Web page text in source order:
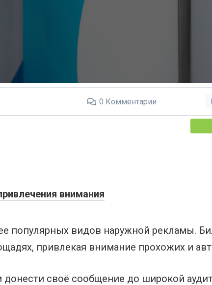
0 Комментарии
внимания
популярных видов наружной рекламы.
привлекая внимание прохожих и
своё сообщение до широкой